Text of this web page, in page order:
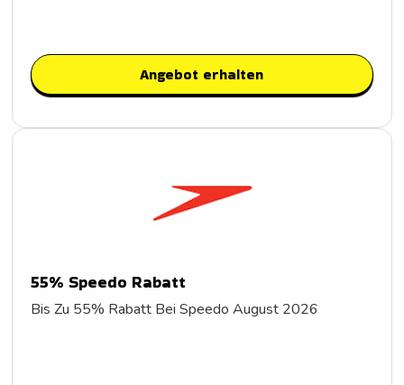
Angebot erhalten
55% Speedo Rabatt
Bis Zu 55% Rabatt Bei Speedo August 2026